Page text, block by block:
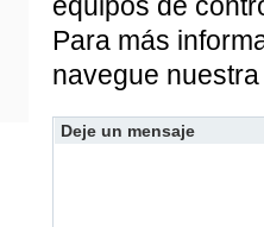
Para más
navegue
Deje un mensaje